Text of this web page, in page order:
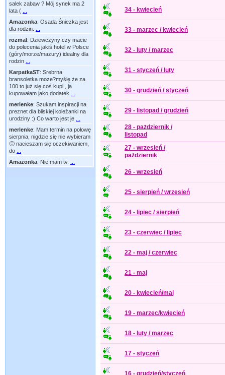
salek zabaw ? Mój synek ma 2
lata (
Amazonka: Osada Śnieżka jest
dla rodzin.
rozmal: Dziewczyny czy macie
do polecenia jakiś hotel w Polsce
(góry/morze/mazury) idealny dla
rodzin
KarpatkaST: Srebrna
bransoletka moze?myślę że za
100 to już się coś kupi , ja
kupowałam jako dodatek
merlenke: Szukam inspiracji na
preznet dla bliskiej koleżanki na
urodziny :) Co warto jest je
merlenke: Mam termin na połowę
sierpnia, nigdzie się nie wybieram
🙂 nacieszam się oczekiwaniem,
do
Amazonka: Nie mam tv.
34 - kwiecień
33 - marzec / kwiecień
32 - luty / marzec
31 - styczeń / luty
30 - grudzień / styczeń
29 - listopad / grudzień
28 - pażdziernik /
listopad
27 - wrzesień /
pażdziernik
26 - wrzesień
25 - sierpień / wrzesień
24 - lipiec / sierpień
23 - czerwiec / lipiec
22 - maj / czerwiec
21 - maj
20 - kwiecień/maj
19 - marzec/kwiecień
18 - luty / marzec
17 - styczeń
16 - grudzień/styczeń